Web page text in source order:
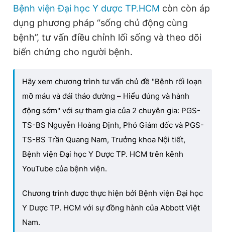
Bệnh viện Đại học Y dược TP.HCM còn còn áp
dụng phương pháp “sống chủ động cùng
bệnh”, tư vấn điều chỉnh lối sống và theo dõi
biến chứng cho người bệnh.
Hãy xem chương trình tư vấn chủ đề "Bệnh rối loạn
mỡ máu và đái tháo đường – Hiểu đúng và hành
động sớm" với sự tham gia của 2 chuyên gia: PGS-
TS-BS Nguyễn Hoàng Định, Phó Giám đốc và PGS-
TS-BS Trần Quang Nam, Trưởng khoa Nội tiết,
Bệnh viện Đại học Y Dược TP. HCM trên kênh
YouTube của bệnh viện.
Chương trình được thực hiện bởi Bệnh viện Đại học
Y Dược TP. HCM với sự đồng hành của Abbott Việt
Nam.